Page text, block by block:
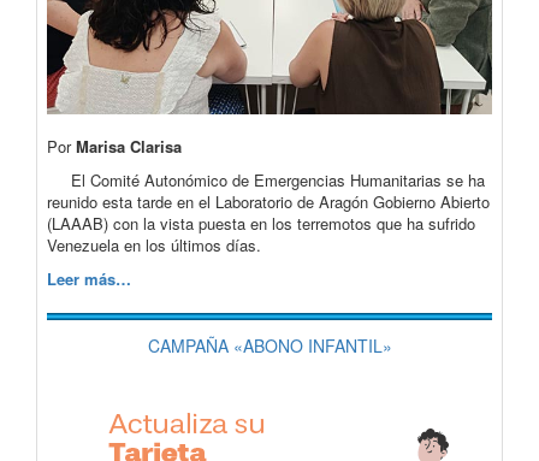
PorMarisa Clarisa
El Comité Autonómico de Emergencias Humanitarias se ha
reunido esta tarde en el Laboratorio de Aragón Gobierno Abierto
(LAAAB) con la vista puesta en los terremotos que ha sufrido
Venezuela en los últimos días.
Leer más…
CAMPAÑA «ABONO INFANTIL»